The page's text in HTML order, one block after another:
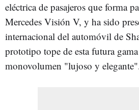
eléctrica de pasajeros que forma
Mercedes Visión V, y ha sido
internacional del automóvil de
prototipo tope de esta futura
monovolumen "lujoso y